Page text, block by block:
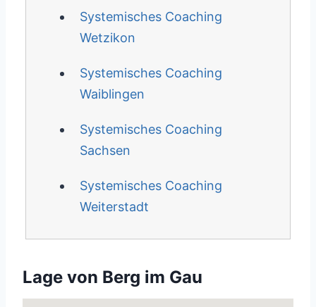
Systemisches Coaching
Wetzikon
Systemisches Coaching
Waiblingen
Systemisches Coaching
Sachsen
Systemisches Coaching
Weiterstadt
Lage von Berg im Gau